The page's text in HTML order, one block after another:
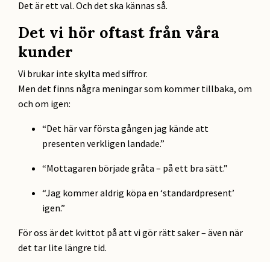
Det är ett val. Och det ska kännas så.
Det vi hör oftast från våra
kunder
Vi brukar inte skylta med siffror.
Men det finns några meningar som kommer tillbaka, om
och om igen:
“Det här var första gången jag kände att
presenten verkligen landade.”
“Mottagaren började gråta – på ett bra sätt.”
“Jag kommer aldrig köpa en ‘standardpresent’
igen.”
För oss är det kvittot på att vi gör rätt saker – även när
det tar lite längre tid.